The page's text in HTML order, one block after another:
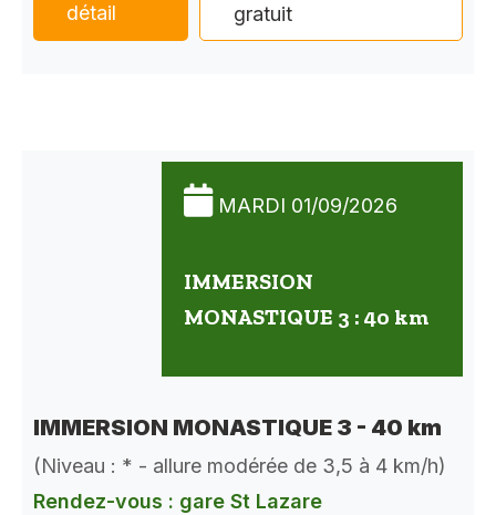
détail
gratuit
MARDI 01/09/2026
IMMERSION
MONASTIQUE 3 : 40 km
IMMERSION MONASTIQUE 3 - 40 km
(Niveau : * - allure modérée de 3,5 à 4 km/h)
Rendez-vous : gare St Lazare